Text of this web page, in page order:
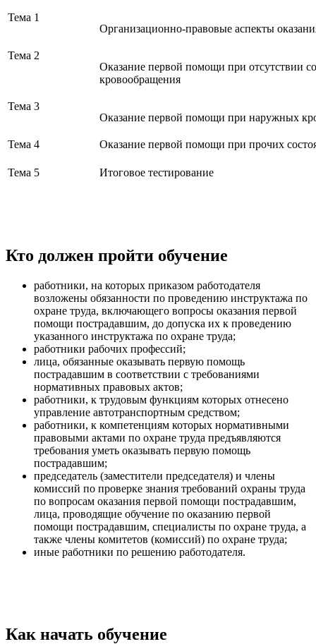
Тема 1
Организационно-правовые аспекты
Тема 2
Оказание первой помощи при отсутствии
кровообращения
Тема 3
Оказание первой помощи при наружных
Тема 4 Оказание первой помощи при прочих
Тема 5 Итоговое тестирование
Кто должен пройти обучение
работники, на которых приказом работодателя
возложены обязанности по проведению инструктажа по
охране труда, включающего вопросы оказания первой
помощи пострадавшим, до допуска их к проведению
указанного инструктажа по охране труда;
работники рабочих профессий;
лица, обязанные оказывать первую помощь
пострадавшим в соответствии с требованиями
нормативных правовых актов;
работники, к трудовым функциям которых отнесено
управление автотранспортным средством;
работники, к компетенциям которых нормативными
правовыми актами по охране труда предъявляются
требования уметь оказывать первую помощь
пострадавшим;
председатель (заместители председателя) и члены
комиссий по проверке знания требований охраны труда
по вопросам оказания первой помощи пострадавшим,
лица, проводящие обучение по оказанию первой
помощи пострадавшим, специалисты по охране труда, а
также члены комитетов (комиссий) по охране труда;
иные работники по решению работодателя.
Как начать обучение